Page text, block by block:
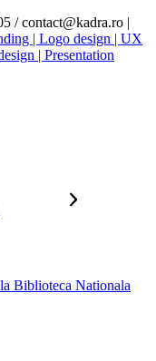
/ contact@kadra.ro |
| Logo design | UX
| Presentation
Biblioteca Nationala